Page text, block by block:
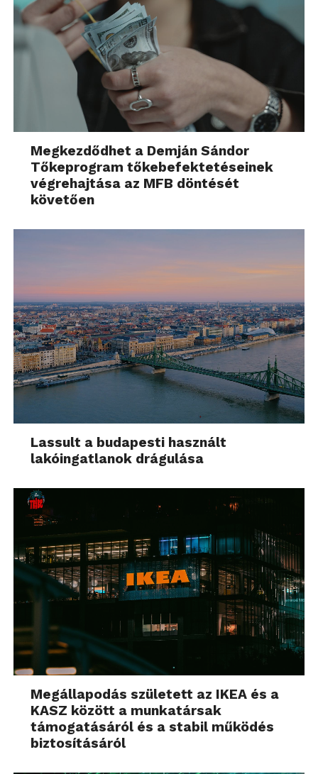
Megkezdődhet a Demján Sándor
Tőkeprogram tőkebefektetéseinek
végrehajtása az MFB döntését
követően
Lassult a budapesti használt
lakóingatlanok drágulása
Megállapodás született az IKEA és a
KASZ között a munkatársak
támogatásáról és a stabil működés
biztosításáról